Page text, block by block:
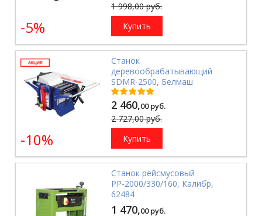
-5%
1 998,00 руб.
Купить
-10%
Станок
деревообрабатывающий
SDMR-2500, Белмаш
2 460,00 руб.
2 727,00 руб.
Купить
Станок рейсмусовый
РР-2000/330/160, Калибр,
62484
1 470,00 руб.